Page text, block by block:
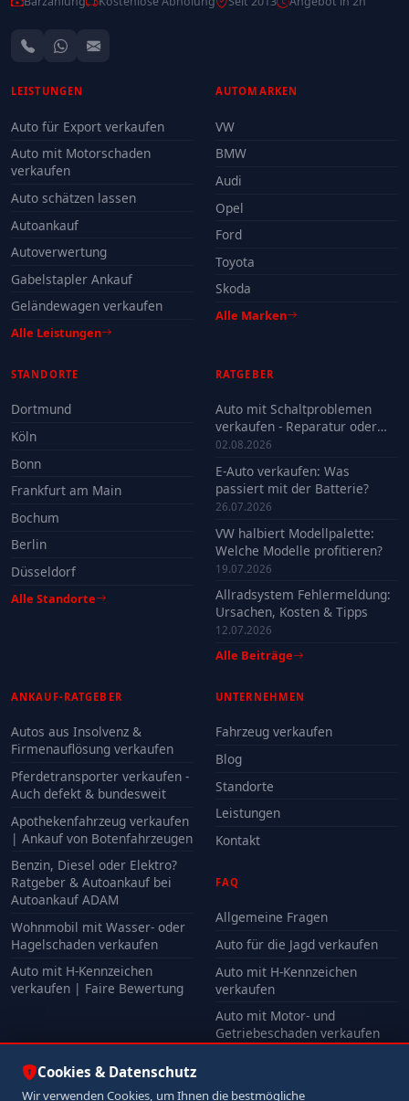
LEISTUNGEN
Auto für Export verkaufen
Auto mit Motorschaden
verkaufen
Auto schätzen lassen
Autoankauf
Autoverwertung
Gabelstapler Ankauf
Geländewagen verkaufen
Alle Leistungen
AUTOMARKEN
VW
BMW
Audi
Opel
Ford
Toyota
Skoda
Alle Marken
STANDORTE
Dortmund
Köln
Bonn
Frankfurt am Main
Bochum
Berlin
Düsseldorf
Alle Standorte
RATGEBER
Auto mit Schaltproblemen
verkaufen - Reparatur oder
Verkauf?
02.08.2026
E-Auto verkaufen: Was
passiert mit der Batterie?
26.07.2026
VW halbiert Modellpalette:
Welche Modelle profitieren?
19.07.2026
Allradsystem Fehlermeldung:
Ursachen, Kosten & Tipps
12.07.2026
Alle Beiträge
ANKAUF-RATGEBER
Autos aus Insolvenz &
Firmenauflösung verkaufen
Pferdetransporter verkaufen -
Auch defekt & bundesweit
Apothekenfahrzeug verkaufen
| Ankauf von Botenfahrzeugen
Benzin, Diesel oder Elektro?
Ratgeber & Autoankauf bei
Autoankauf ADAM
Wohnmobil mit Wasser- oder
Hagelschaden verkaufen
Auto mit H-Kennzeichen
verkaufen | Faire Bewertung
UNTERNEHMEN
Fahrzeug verkaufen
Blog
Standorte
Leistungen
Kontakt
FAQ
Allgemeine Fragen
Auto für die Jagd verkaufen
Auto mit H-Kennzeichen
verkaufen
Auto mit Motor- und
Getriebeschaden verkaufen
Cookies & Datenschutz
Wir verwenden Cookies, um Ihnen die bestmögliche